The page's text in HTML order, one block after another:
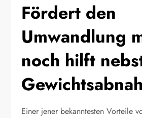
Fördert den
Umwandlung
noch hilft
Einer jener bekanntesten Vorteile